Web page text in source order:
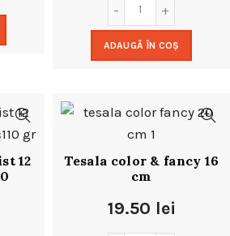
ADAUGĂ ÎN COȘ
12
Tesala color & fancy 16
cm
19.50 lei